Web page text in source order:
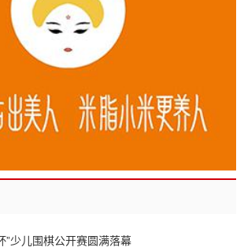
”少儿围棋公开赛圆满落幕